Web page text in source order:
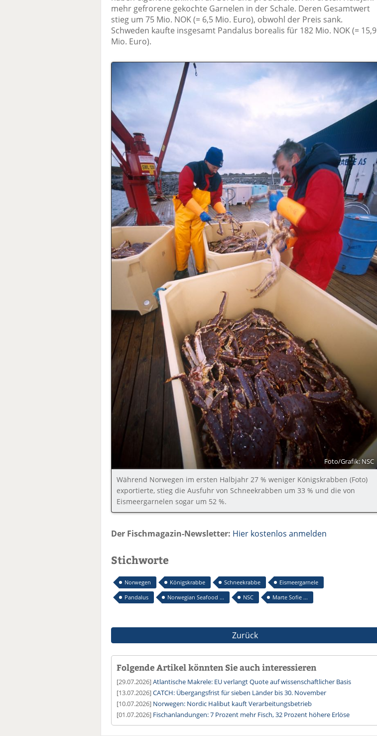
mehr gefrorene gekochte Garnelen in der Schale. Deren Gesamtwert
stieg um 75 Mio. NOK (= 6,5 Mio. Euro), obwohl der Preis sank.
Schweden kaufte insgesamt Pandalus borealis für 182 Mio. NOK (= 15,9
Mio. Euro).
Foto/Grafik: NSC
Während Norwegen im ersten Halbjahr 27 % weniger Königskrabben (Foto)
exportierte, stieg die Ausfuhr von Schneekrabben um 33 % und die von
Eismeergarnelen sogar um 52 %.
Der Fischmagazin-Newsletter: Hier kostenlos anmelden
Stichworte
Norwegen Königskrabbe Schneekrabbe
Eismeergarnele
Pandalus
Norwegian Seafood ... NSC Marte Sofie ...
Zurück
Folgende Artikel könnten Sie auch interessieren
[29.07.2026]Atlantische Makrele: EU verlangt Quote auf wissenschaftlicher Basis
[13.07.2026]CATCH: Übergangsfrist für sieben Länder bis 30. November
[10.07.2026] Norwegen: Nordic Halibut kauft Verarbeitungsbetrieb
[01.07.2026] Fischanlandungen: 7 Prozent mehr Fisch, 32 Prozent höhere Erlöse